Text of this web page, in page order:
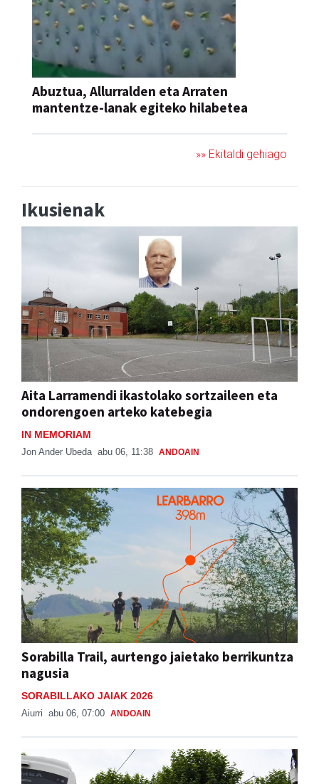
Abuztua, Allurralden eta Arraten
mantentze-lanak egiteko hilabetea
»» Ekitaldi gehiago
Ikusienak
Aita Larramendi ikastolako sortzaileen eta
ondorengoen arteko katebegia
IN MEMORIAM
Jon Ander Ubeda abu 06, 11:38 ANDOAIN
Sorabilla Trail, aurtengo jaietako berrikuntza
nagusia
SORABILLAKO JAIAK 2026
Aiurri abu 06, 07:00 ANDOAIN